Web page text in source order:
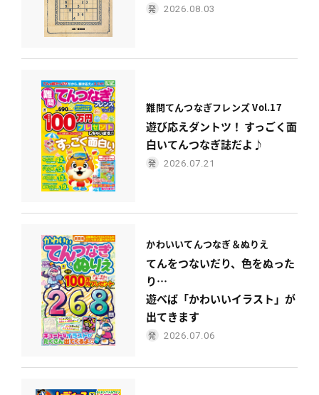
2026.08.03
難問てんつなぎフレンズ Vol.17
遊び応えダントツ！ すっごく面
白いてんつなぎ誌だよ♪
2026.07.21
かわいいてんつなぎ＆ぬりえ
てんをつないだり、色をぬった
り…
遊べば「かわいいイラスト」が
出てきます
2026.07.06